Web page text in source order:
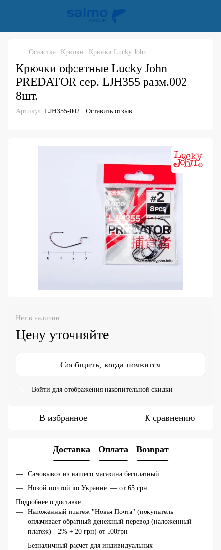
Оснастка Крючки Крючки Lucky John
Крючки офсетные Lucky John
PREDATOR сер. LJH355 разм.002
8шт.
Артикул: LJH355-002 Оставить отзыв
Нет в наличии
Цену уточняйте
Сообщить, когда появится
Войти для отображения накопительной скидки
В избранное К сравнению
Доставка Оплата Возврат
Самовывоз из нашего магазина бесплатный.
Новой почтой по Украине — от 65 грн.
Подробнее о доставке
Наложенный платеж "Новая Почта" (покупатель
оплачивает обратный денежный перевод (наложенный
платеж) - 2% + 20 грн) от 500грн
Безналичный расчет для индивидуальных